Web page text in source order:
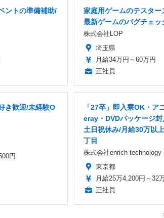
ントの準備補助/
家庭用ゲームのテスタ
最新ゲームのバグチェッ
株式会社LOP
埼玉県
月給34万円～60万円
正社員
き歓迎/未経験O
円
「27卒」即入寮OK・ア
eray・DVDパッケージ
土日祝休み/月給30万以
丁目
株式会社enrich technology
東京都
月給25万4,200円～32
正社員